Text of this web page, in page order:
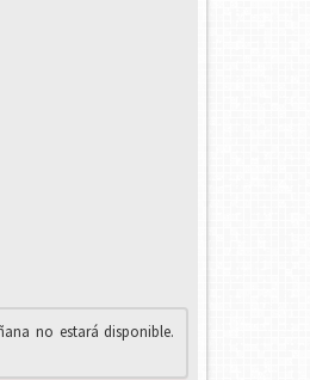
no estará disponible.